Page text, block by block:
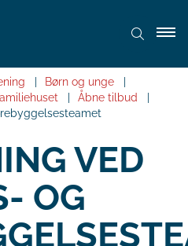
Børn og unge
Åbne tilbud
VED
OG